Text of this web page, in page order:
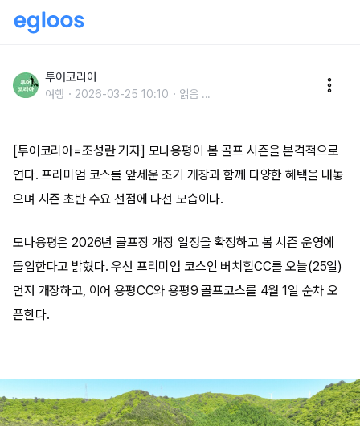
확대 투어코리아
여행 2026-03-25 10:10 읽음 ...
[투어코리아=조성란 기자] 모나용평이 봄 골프 시즌을 본격적으로
연다. 프리미엄 코스를 앞세운 조기 개장과 함께 다양한 혜택을 내놓
으며 시즌 초반 수요 선점에 나선 모습이다.
모나용평은 2026년 골프장 개장 일정을 확정하고 봄 시즌 운영에
돌입한다고 밝혔다. 우선 프리미엄 코스인 버치힐CC를 오늘(25일)
먼저 개장하고, 이어 용평CC와 용평9 골프코스를 4월 1일 순차 오
픈한다.